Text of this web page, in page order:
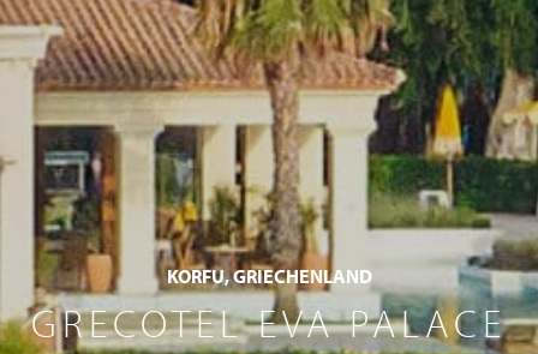
KORFU, GRIECHENLAND
GRECOTEL EVA PALACE